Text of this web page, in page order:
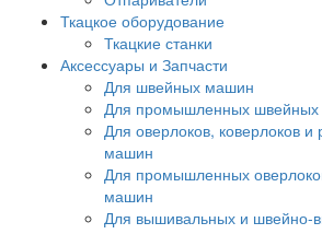
Ткацкое оборудование
Ткацкие станки
Аксессуары и Запчасти
Для швейных машин
Для промышленных
Для оверлоков, коверлоков
машин
Для промышленных
машин
Для вышивальных и швейно-